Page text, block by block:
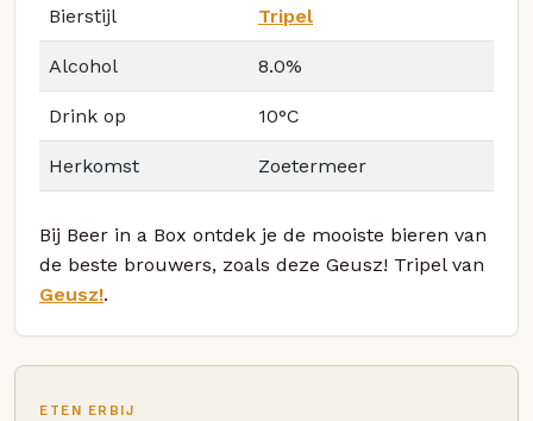
Bierstijl Tripel
Alcohol 8.0%
Drink op 10°C
Herkomst Zoetermeer
Bij Beer in a Box ontdek je de mooiste bieren van
de beste brouwers, zoals deze Geusz! Tripel van
Geusz!.
ETEN ERBIJ